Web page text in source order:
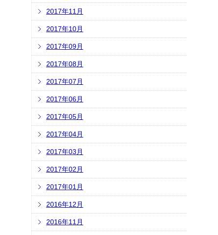
2017年11月
2017年10月
2017年09月
2017年08月
2017年07月
2017年06月
2017年05月
2017年04月
2017年03月
2017年02月
2017年01月
2016年12月
2016年11月